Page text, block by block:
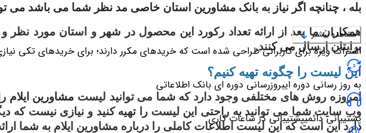
بله ، چنانچه اگر نیاز به بانک مشاورین استان خاصی مد نظر شما می باشد می
همکاران ما بعد از ارائه تعداد رکورد این محصول در شهر و استان مورد
برایتان ارسال می کنند.
این لیست را چگونه تهیه کنیم؟
امروزه روش های مختلفی وجود دارد که شما می توانید لیست مشاورین ایلام
وب سایت شما می توانید به راحتی این لیست را تهیه کنید و نیازی نیست که
دارد این است که این لیست اطلاعات کاملی را درباره مشاورین ایلام به شما
مشاهده بیشتر
اشتراک ویژه برای کاربرانی طراحی شده است که خریدهای مکرر دارند؛ برای خریدهای تکی
به روز رسانی دوره ایبروزرسانی دوره ای بانک اطلاعاتی
پشتیبانی دائمیپشتیبانی در ساعات کاری